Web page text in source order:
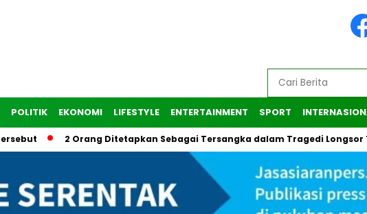
POLITIK EKONOMI LIFESTYLE ENTERTAINMENT SPORT
2 Orang Ditetapkan Sebagai Tersangka dalam Tragedi Longsor